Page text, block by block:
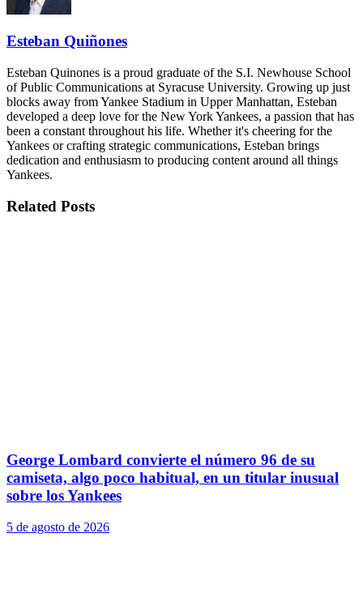
Esteban Quiñones
Esteban Quinones is a proud graduate of the S.I. Newhouse School
of Public Communications at Syracuse University. Growing up just
blocks away from Yankee Stadium in Upper Manhattan, Esteban
developed a deep love for the New York Yankees, a passion that has
been a constant throughout his life. Whether it's cheering for the
Yankees or crafting strategic communications, Esteban brings
dedication and enthusiasm to producing content around all things
Yankees.
Related Posts
George Lombard convierte el número 96 de su
camiseta, algo poco habitual, en un titular inusual
sobre los Yankees
5 de agosto de 2026